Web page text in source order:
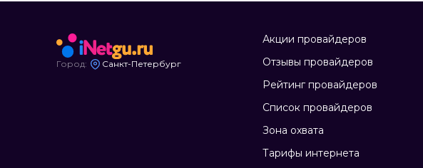
Город: Санкт-Петербург
Акции провайдеров
Отзывы провайдеров
Рейтинг провайдеров
Список провайдеров
Зона охвата
Тарифы интернета